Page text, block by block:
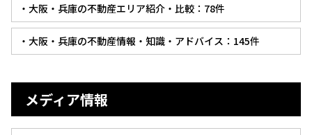
・大阪・兵庫の不動産エリア紹介・比較：78件
・大阪・兵庫の不動産情報・知識・アドバイス：145件
メディア情報